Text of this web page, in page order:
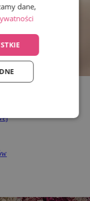
Biżuteria
dane,